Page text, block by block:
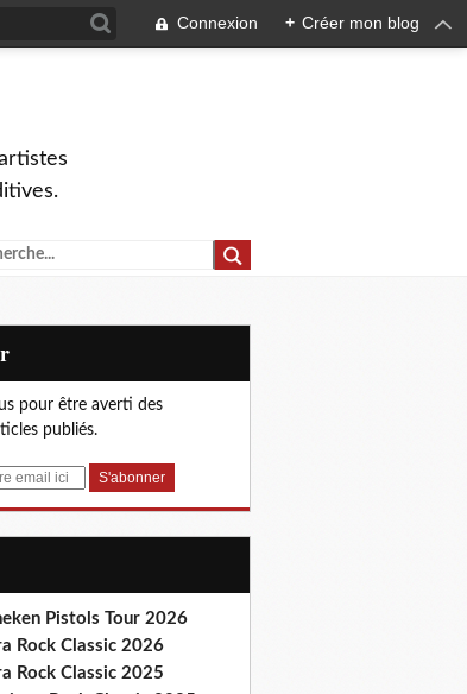
Connexion + Créer mon blog
pour être averti des
publiés.
Pistols Tour 2026
Rock Classic 2026
Rock Classic 2025